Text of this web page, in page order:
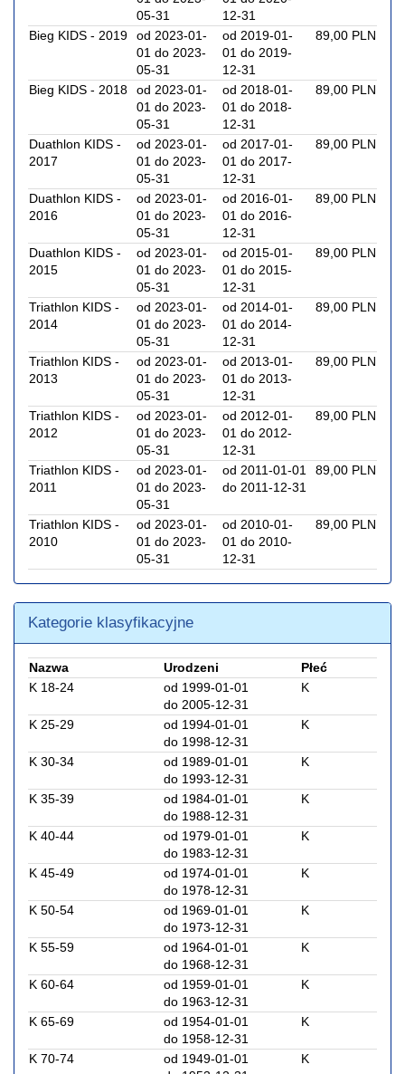
05-31
12-31
Bieg KIDS - 2019
od 2023-01-
01 do 2023-
05-31
od 2019-01-
01 do 2019-
12-31
89,00 PLN
Bieg KIDS - 2018
od 2023-01-
01 do 2023-
05-31
od 2018-01-
01 do 2018-
12-31
89,00 PLN
Duathlon KIDS -
2017
od 2023-01-
01 do 2023-
05-31
od 2017-01-
01 do 2017-
12-31
89,00 PLN
Duathlon KIDS -
2016
od 2023-01-
01 do 2023-
05-31
od 2016-01-
01 do 2016-
12-31
89,00 PLN
Duathlon KIDS -
2015
od 2023-01-
01 do 2023-
05-31
od 2015-01-
01 do 2015-
12-31
89,00 PLN
Triathlon KIDS -
2014
od 2023-01-
01 do 2023-
05-31
od 2014-01-
01 do 2014-
12-31
89,00 PLN
Triathlon KIDS -
2013
od 2023-01-
01 do 2023-
05-31
od 2013-01-
01 do 2013-
12-31
89,00 PLN
Triathlon KIDS -
2012
od 2023-01-
01 do 2023-
05-31
od 2012-01-
01 do 2012-
12-31
89,00 PLN
Triathlon KIDS -
2011
od 2023-01-
01 do 2023-
05-31
od 2011-01-01
do 2011-12-31
89,00 PLN
Triathlon KIDS -
2010
od 2023-01-
01 do 2023-
05-31
od 2010-01-
01 do 2010-
12-31
89,00 PLN
Kategorie klasyfikacyjne
Nazwa Urodzeni
Płeć
K 18-24
od 1999-01-01
do 2005-12-31
K
K 25-29
od 1994-01-01
do 1998-12-31
K
K 30-34
od 1989-01-01
do 1993-12-31
K
K 35-39
od 1984-01-01
do 1988-12-31
K
K 40-44
od 1979-01-01
do 1983-12-31
K
K 45-49
od 1974-01-01
do 1978-12-31
K
K 50-54
od 1969-01-01
do 1973-12-31
K
K 55-59
od 1964-01-01
do 1968-12-31
K
K 60-64
od 1959-01-01
do 1963-12-31
K
K 65-69
od 1954-01-01
do 1958-12-31
K
K 70-74
od 1949-01-01
K